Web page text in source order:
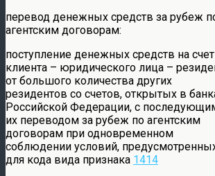
перевод денежных средств за рубеж
агентским договорам:
поступление денежных средств на счет
клиента – юридического лица –
от большого количества других
резидентов со счетов, открытых в
Российской Федерации, с
их переводом за рубеж по агентским
договорам при одновременном
соблюдении условий,
для кода вида признака 1414